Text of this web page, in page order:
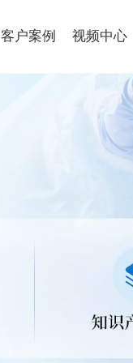
客户案例 视频中心